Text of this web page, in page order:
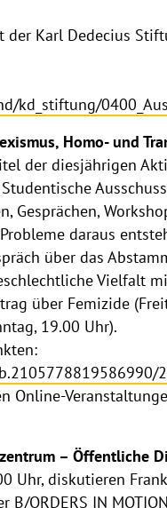
Karl Dedecius
kd_stiftung/
Homo- und
der diesjährigen
Gesprächen,
daraus
über das
Vielfalt
über Femizide
19.00 Uhr).
Online-
– Öffentliche
Uhr, diskutieren
ORDERS IN